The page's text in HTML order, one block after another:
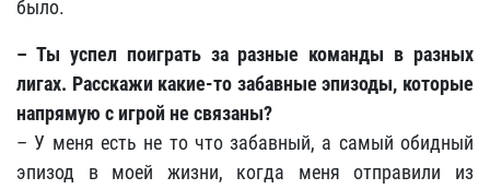
было.
– Ты успел поиграть за разные команды в разных
лигах. Расскажи какие-то забавные эпизоды, которые
напрямую с игрой не связаны?
– У меня есть не то что забавный, а самый обидный
эпизод в моей жизни, когда меня отправили из